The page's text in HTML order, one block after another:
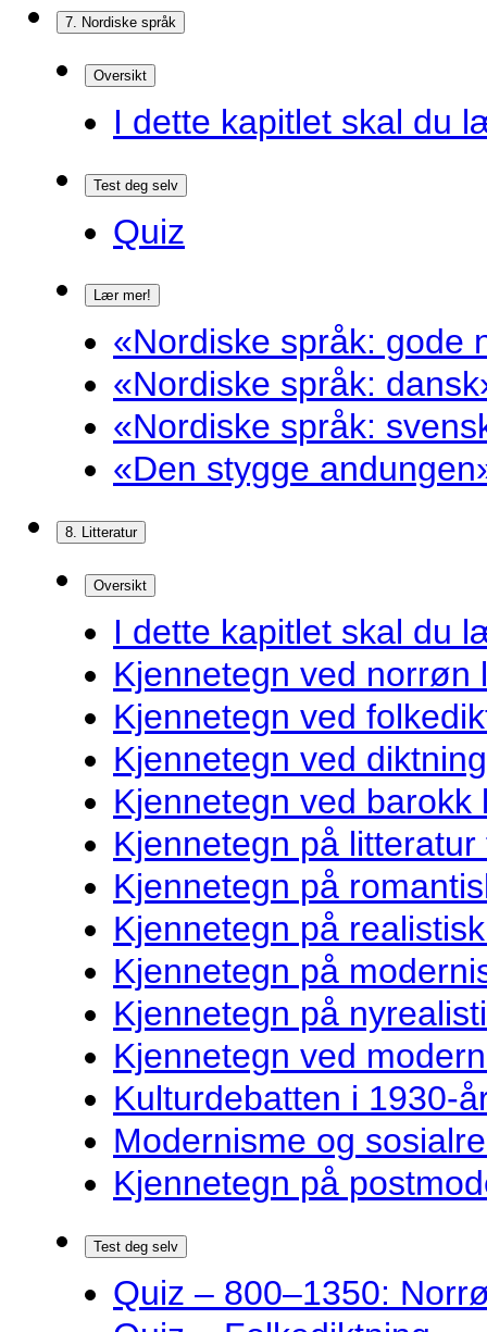
7. Nordiske språk
Oversikt
I dette kapitlet skal du
Test deg selv
Quiz
Lær mer!
«Nordiske språk: gode
«Nordiske språk:
«Nordiske språk:
«Den stygge
8. Litteratur
Oversikt
I dette kapitlet skal du
Kjennetegn ved norrøn
Kjennetegn ved
Kjennetegn ved
Kjennetegn ved barokk
Kjennetegn på
Kjennetegn på
Kjennetegn på
Kjennetegn på
Kjennetegn på
Kjennetegn ved
Kulturdebatten i 1930-
Modernisme og
Kjennetegn på
Test deg selv
Quiz – 800–1350: